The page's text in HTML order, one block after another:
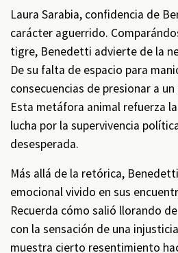
Laura Sarabia, confidencia de
carácter aguerrido.
tigre, Benedetti advierte de la
De su falta de espacio para
consecuencias de presionar a
Esta metáfora animal refuerza
lucha por la supervivencia
desesperada.
Más allá de la retórica,
emocional vivido en sus
Recuerda cómo salió llorando
con la sensación de una
muestra cierto resentimiento